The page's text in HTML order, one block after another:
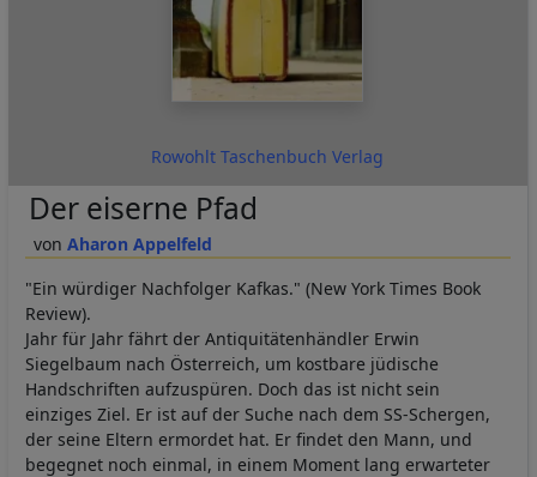
Rowohlt Taschenbuch Verlag
Aharon Appelfeld
Der eiserne Pfad
"Ein würdiger Nachfolger Kafkas." (New York Times Book
Review).
Jahr für Jahr fährt der Antiquitätenhändler Erwin
Siegelbaum nach Österreich, um kostbare jüdische
Handschriften aufzuspüren. Doch das ist nicht sein
einziges Ziel. Er ist auf der Suche nach dem SS-Schergen,
der seine Eltern ermordet hat. Er findet den Mann, und
begegnet noch einmal, in einem Moment lang erwarteter